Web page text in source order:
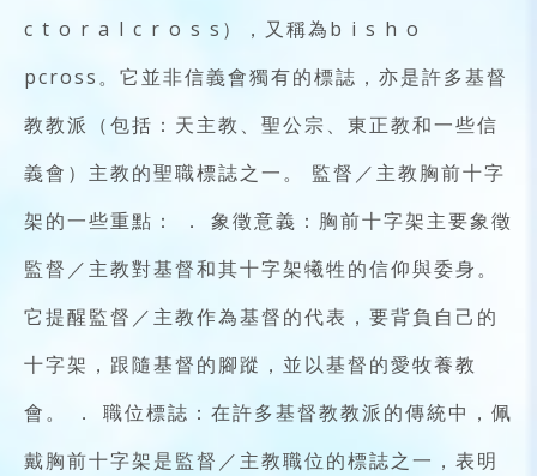
c t o r a l c r o s s），又稱為b i s h o
pcross。它並非信義會獨有的標誌，亦是許多基督
教教派（包括：天主教、聖公宗、東正教和一些信
義會）主教的聖職標誌之一。 監督／主教胸前十字
架的一些重點： ． 象徵意義：胸前十字架主要象徵
監督／主教對基督和其十字架犧牲的信仰與委身。
它提醒監督／主教作為基督的代表，要背負自己的
十字架，跟隨基督的腳蹤，並以基督的愛牧養教
會。 ． 職位標誌：在許多基督教教派的傳統中，佩
戴胸前十字架是監督／主教職位的標誌之一，表明